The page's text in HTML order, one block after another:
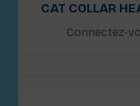
CAT COLLAR
Connectez-